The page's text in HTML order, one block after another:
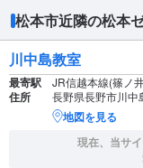
松本市近隣の松本
川中島教室
最寄駅 JR信越本線(篠ノ
住所 長野県長野市川
地図を見る
現在、当サ